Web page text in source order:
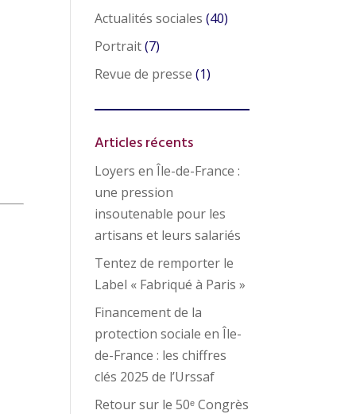
Actualités sociales (40)
Portrait(7)
Revue de presse (1)
Articles récents
Loyers en Île-de-France :
une pression
insoutenable pour les
artisans et leurs salariés
Tentez de remporter le
Label « Fabriqué à Paris »
Financement de la
protection sociale en Île-
de-France : les chiffres
clés 2025 de l’Urssaf
Retour sur le 50ᵉ Congrès